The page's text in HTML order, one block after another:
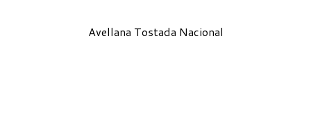
Avellana Tostada Nacional